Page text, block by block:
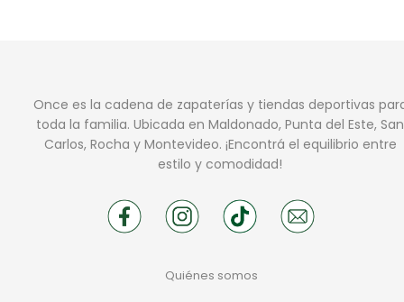
Once es la cadena de zapaterías y tiendas deportivas
toda la familia. Ubicada en Maldonado, Punta del Este, San
Carlos, Rocha y Montevideo. ¡Encontrá el equilibrio entre
estilo y comodidad!
Quiénes somos